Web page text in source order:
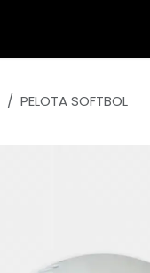
PELOTA SOFTBOL